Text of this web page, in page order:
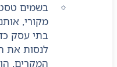
בשמים
מקורי,
בתי עסק
לנסות את
המקרים,